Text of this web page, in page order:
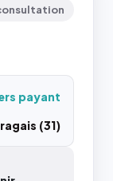
payant
(31)